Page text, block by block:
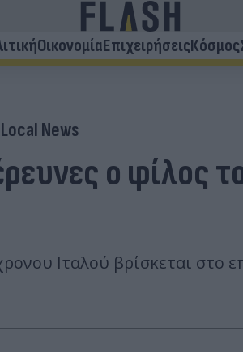
ΟικονομίαΕπιχειρήσειςΚόσμος
Local News
ο φίλος
Ιταλού βρίσκεται στο